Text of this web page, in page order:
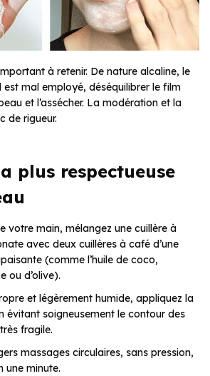
à retenir. De nature alcaline, le
est mal employé, déséquilibrer le film
et l’assécher. La modération et la
de rigueur.
plus respectueuse
votre main, mélangez une cuillère à
avec deux cuillères à café d’une
(comme l’huile de coco,
ou d’olive).
et légèrement humide, appliquez la
évitant soigneusement le contour des
fragile.
massages circulaires, sans pression,
une minute.